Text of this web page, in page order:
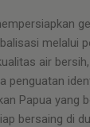
melalui
air
penguatan
Papua yang
bersaing di